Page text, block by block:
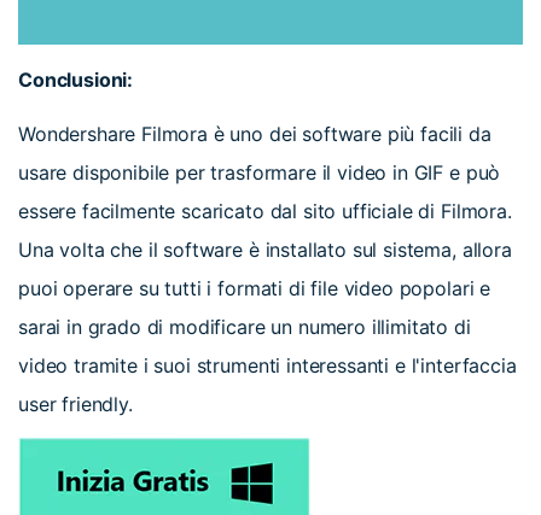
Conclusioni:
Wondershare Filmora è uno dei software più facili da
usare disponibile per trasformare il video in GIF e può
essere facilmente scaricato dal sito ufficiale di Filmora.
Una volta che il software è installato sul sistema, allora
puoi operare su tutti i formati di file video popolari e
sarai in grado di modificare un numero illimitato di
video tramite i suoi strumenti interessanti e l'interfaccia
user friendly.